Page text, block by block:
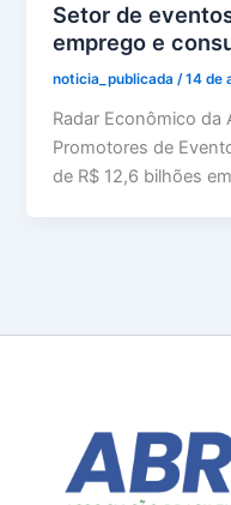
Setor de
emprego e
noticia_publicada/14 de
Radar Econômico da
Promotores de
de R$ 12,6 bilhões